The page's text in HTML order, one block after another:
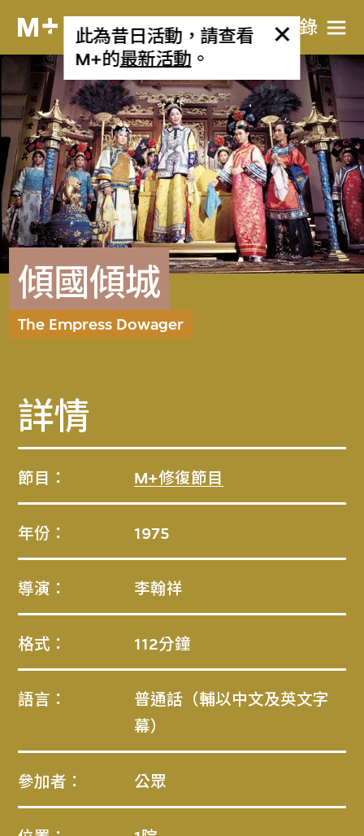
目​錄
此為昔日活動，請查看
M+的最新活動 。
傾國傾城
The Empress Dowager
詳情
節目： M+修復節目
年份： 1975
導演： 李翰祥
格式： 112分鐘
語言：
普通話（輔以中文及英文字
幕）
參加者： 公眾